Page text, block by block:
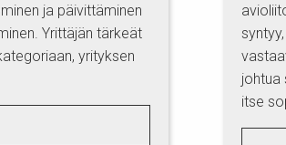
ja päivittäminen
Yrittäjän tärkeät
yrityksen
johtua
itse